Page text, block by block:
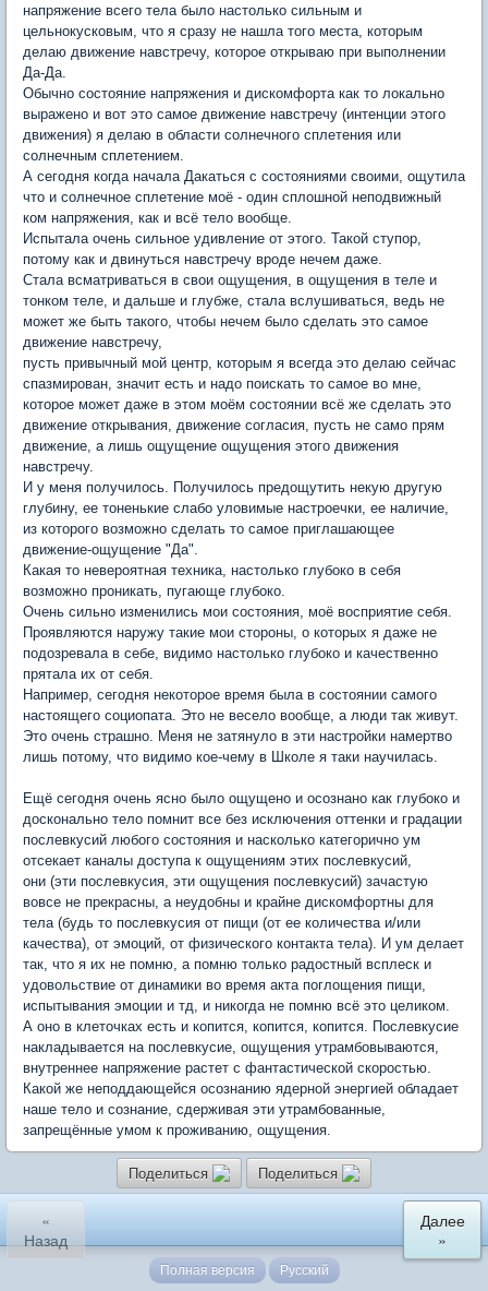
напряжение всего тела было настолько сильным и
цельнокусковым, что я сразу не нашла того места, которым
делаю движение навстречу, которое открываю при выполнении
Да-Да.
Обычно состояние напряжения и дискомфорта как то локально
выражено и вот это самое движение навстречу (интенции этого
движения) я делаю в области солнечного сплетения или
солнечным сплетением.
А сегодня когда начала Дакаться с состояниями своими, ощутила
что и солнечное сплетение моё - один сплошной неподвижный
ком напряжения, как и всё тело вообще.
Испытала очень сильное удивление от этого. Такой ступор,
потому как и двинуться навстречу вроде нечем даже.
Стала всматриваться в свои ощущения, в ощущения в теле и
тонком теле, и дальше и глубже, стала вслушиваться, ведь не
может же быть такого, чтобы нечем было сделать это самое
движение навстречу,
пусть привычный мой центр, которым я всегда это делаю сейчас
спазмирован, значит есть и надо поискать то самое во мне,
которое может даже в этом моём состоянии всё же сделать это
движение открывания, движение согласия, пусть не само прям
движение, а лишь ощущение ощущения этого движения
навстречу.
И у меня получилось. Получилось предощутить некую другую
глубину, ее тоненькие слабо уловимые настроечки, ее наличие,
из которого возможно сделать то самое приглашающее
движение-ощущение "Да".
Какая то невероятная техника, настолько глубоко в себя
возможно проникать, пугающе глубоко.
Очень сильно изменились мои состояния, моё восприятие себя.
Проявляются наружу такие мои стороны, о которых я даже не
подозревала в себе, видимо настолько глубоко и качественно
прятала их от себя.
Например, сегодня некоторое время была в состоянии самого
настоящего социопата. Это не весело вообще, а люди так живут.
Это очень страшно. Меня не затянуло в эти настройки намертво
лишь потому, что видимо кое-чему в Школе я таки научилась.
Ещё сегодня очень ясно было ощущено и осознано как глубоко и
досконально тело помнит все без исключения оттенки и градации
послевкусий любого состояния и насколько категорично ум
отсекает каналы доступа к ощущениям этих послевкусий,
они (эти послевкусия, эти ощущения послевкусий) зачастую
вовсе не прекрасны, а неудобны и крайне дискомфортны для
тела (будь то послевкусия от пищи (от ее количества и/или
качества), от эмоций, от физического контакта тела). И ум делает
так, что я их не помню, а помню только радостный всплеск и
удовольствие от динамики во время акта поглощения пищи,
испытывания эмоции и тд, и никогда не помню всё это целиком.
А оно в клеточках есть и копится, копится, копится. Послевкусие
накладывается на послевкусие, ощущения утрамбовываются,
внутреннее напряжение растет с фантастической скоростью.
Какой же неподдающейся осознанию ядерной энергией обладает
наше тело и сознание, сдерживая эти утрамбованные,
запрещённые умом к проживанию, ощущения.
Поделиться Поделиться
«
Назад
Далее
»
Полная версия Русский